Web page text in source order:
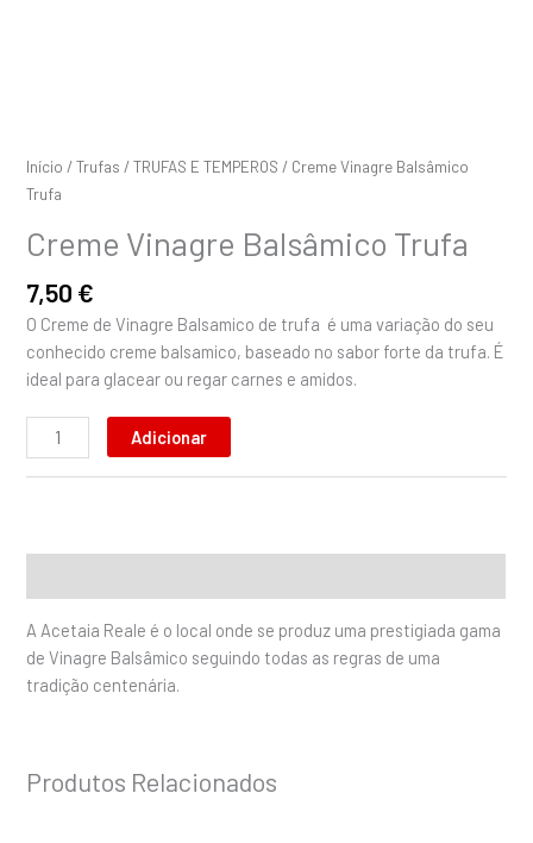
Início /Trufas /TRUFAS E TEMPEROS / Creme Vinagre Balsâmico
Trufa
Creme Vinagre Balsâmico Trufa
7,50 €
O Creme de Vinagre Balsamico de trufa é uma variação do seu
conhecido creme balsamico, baseado no sabor forte da trufa. É
ideal para glacear ou regar carnes e amidos.
Adicionar
A Acetaia Reale é o local onde se produz uma prestigiada gama
de Vinagre Balsâmico seguindo todas as regras de uma
tradição centenária.
Produtos Relacionados